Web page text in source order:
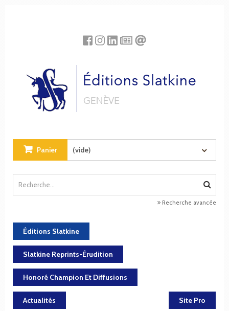
Panier (vide)
Recherche avancée
Éditions Slatkine
Slatkine Reprints-Érudition
Honoré Champion Et Diffusions
Actualités Site Pro